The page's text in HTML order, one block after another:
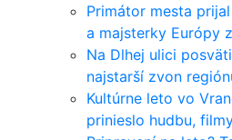
Primátor mesta
a majsterky Európy
Na Dlhej ulici
najstarší zvon
Kultúrne leto vo
prinieslo hudbu,